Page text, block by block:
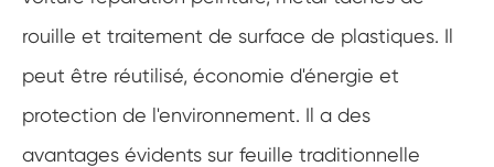
rouille et traitement de surface de plastiques. Il
peut être réutilisé, économie d'énergie et
protection de l'environnement. Il a des
avantages évidents sur feuille traditionnelle